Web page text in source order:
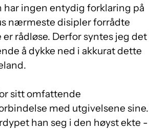
har ingen entydig forklaring på
nærmeste disipler forrådte
rådløse. Derfor syntes jeg det
å dykke ned i akkurat dette
sitt omfattende
med utgivelsene sine.
han seg i den høyst ekte -